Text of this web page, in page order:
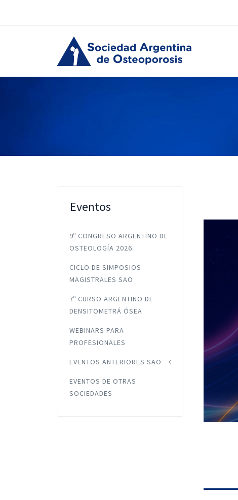
Eventos
9º CONGRESO ARGENTINO DE
OSTEOLOGÍA 2026
CICLO DE SIMPOSIOS
MAGISTRALES SAO
7º CURSO ARGENTINO DE
DENSITOMETRÁ ÓSEA
WEBINARS PARA
PROFESIONALES
EVENTOS ANTERIORES SAO
EVENTOS DE OTRAS
SOCIEDADES